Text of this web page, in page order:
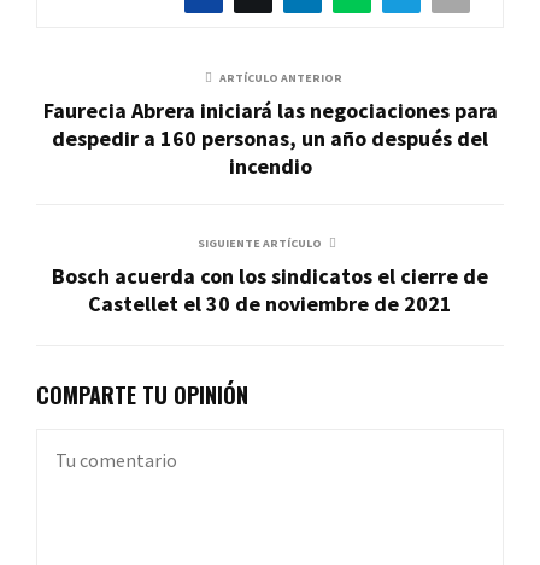
ARTÍCULO ANTERIOR
Faurecia Abrera iniciará las negociaciones para
despedir a 160 personas, un año después del
incendio
SIGUIENTE ARTÍCULO
Bosch acuerda con los sindicatos el cierre de
Castellet el 30 de noviembre de 2021
COMPARTE TU OPINIÓN